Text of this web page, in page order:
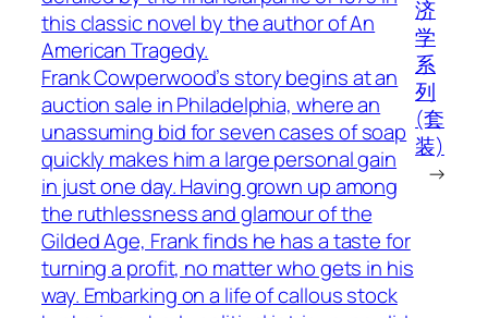
this classic novel by the author of An
American Tragedy.
Frank Cowperwood’s story begins at an
auction sale in Philadelphia, where an
unassuming bid for seven cases of soap
quickly makes him a large personal gain
in just one day. Having grown up among
the ruthlessness and glamour of the
Gilded Age, Frank finds he has a taste for
turning a profit, no matter who gets in his
way. Embarking on a life of callous stock
济
学
系
列
(套
装)
→